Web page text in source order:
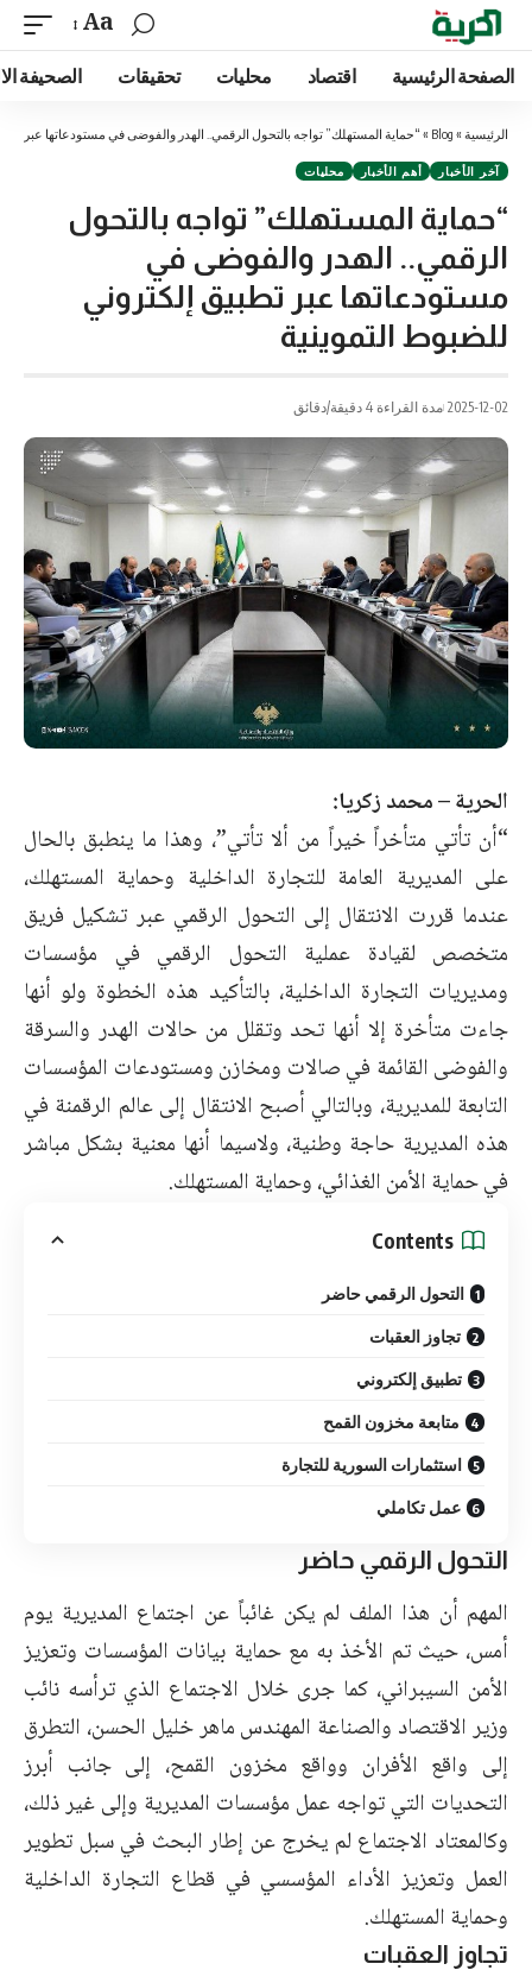
Aa
الصفحة الرئيسية اقتصاد محليات تحقيقات الصحيفة
الرئيسية »
Blog
»“حماية المستهلك” تواجه بالتحول الرقمي.. الهدر والفوضى في مستودعاتها عبر
آخر الأخبار أهم الأخبار محليات
“حماية المستهلك” تواجه بالتحول
الرقمي.. الهدر والفوضى في
مستودعاتها عبر تطبيق إلكتروني
للضبوط التموينية
2025-12-02 مدة القراءة 4 دقيقة/دقائق
الحرية – محمد زكريا:
“أن تأتي متأخراً خيراً من ألا تأتي”، وهذا ما ينطبق بالحال
على المديرية العامة للتجارة الداخلية وحماية المستهلك،
عندما قررت الانتقال إلى التحول الرقمي عبر تشكيل فريق
متخصص لقيادة عملية التحول الرقمي في مؤسسات
ومديريات التجارة الداخلية، بالتأكيد هذه الخطوة ولو أنها
جاءت متأخرة إلا أنها تحد وتقلل من حالات الهدر والسرقة
والفوضى القائمة في صالات ومخازن ومستودعات المؤسسات
التابعة للمديرية، وبالتالي أصبح الانتقال إلى عالم الرقمنة في
هذه المديرية حاجة وطنية، ولاسيما أنها معنية بشكل مباشر
في حماية الأمن الغذائي، وحماية المستهلك.
Contents
التحول الرقمي حاضر
تجاوز العقبات
تطبيق إلكتروني
متابعة مخزون القمح
استثمارات السورية للتجارة
عمل تكاملي
التحول الرقمي حاضر
المهم أن هذا الملف لم يكن غائباً عن اجتماع المديرية يوم
أمس، حيث تم الأخذ به مع حماية بيانات المؤسسات وتعزيز
الأمن السيبراني، كما جرى خلال الاجتماع الذي ترأسه نائب
وزير الاقتصاد والصناعة المهندس ماهر خليل الحسن، التطرق
إلى واقع الأفران وواقع مخزون القمح، إلى جانب أبرز
التحديات التي تواجه عمل مؤسسات المديرية وإلى غير ذلك،
وكالمعتاد الاجتماع لم يخرج عن إطار البحث في سبل تطوير
العمل وتعزيز الأداء المؤسسي في قطاع التجارة الداخلية
وحماية المستهلك.
تجاوز العقبات